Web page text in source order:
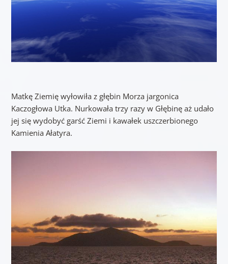
Matkę Ziemię wyłowiła z głębin Morza jargonica
Kaczogłowa Utka. Nurkowała trzy razy w Głębinę aż udało
jej się wydobyć garść Ziemi i kawałek uszczerbionego
Kamienia Ałatyra.